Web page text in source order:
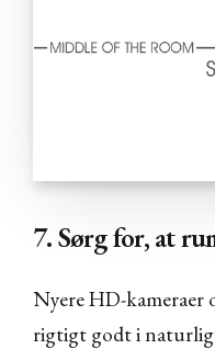
7. Sørg for, at
Nyere HD-kameraer
rigtigt godt i